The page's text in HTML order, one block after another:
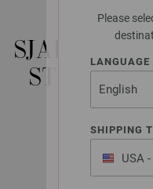
Please
LANGUAGE
SHIPPING
USA
of America
SJAL